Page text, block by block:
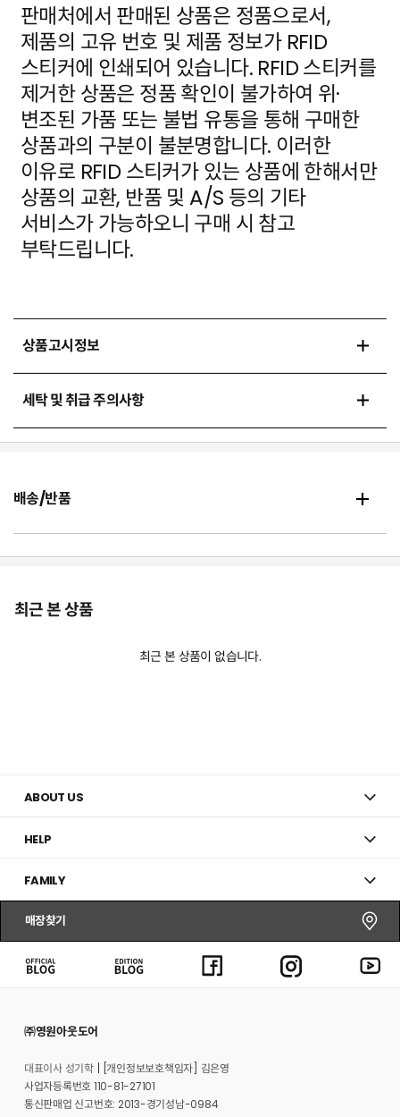
판매처에서 판매된 상품은 정품으로서,
제품의 고유 번호 및 제품 정보가 RFID
스티커에 인쇄되어 있습니다. RFID 스티커를
제거한 상품은 정품 확인이 불가하여 위·
변조된 가품 또는 불법 유통을 통해 구매한
상품과의 구분이 불분명합니다. 이러한
이유로 RFID 스티커가 있는 상품에 한해서만
상품의 교환, 반품 및 A/S 등의 기타
서비스가 가능하오니 구매 시 참고
부탁드립니다.
상품고시정보
세탁 및 취급 주의사항
배송/반품
최근 본 상품
최근 본 상품이 없습니다.
ABOUT US
HELP
FAMILY
매장찾기
㈜영원아웃도어
대표이사 성기학
[개인정보보호책임자] 김은영
사업자등록번호 110-81-27101
통신판매업 신고번호: 2013-경기성남-0984